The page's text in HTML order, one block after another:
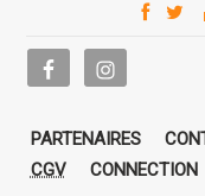
PARTENAIRES
CGV
CONNECTION